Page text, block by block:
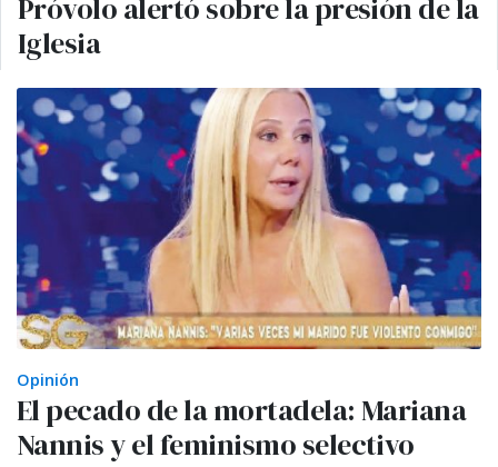
Próvolo alertó sobre la presión de la
Iglesia
Opinión
El pecado de la mortadela: Mariana
Nannis y el feminismo selectivo